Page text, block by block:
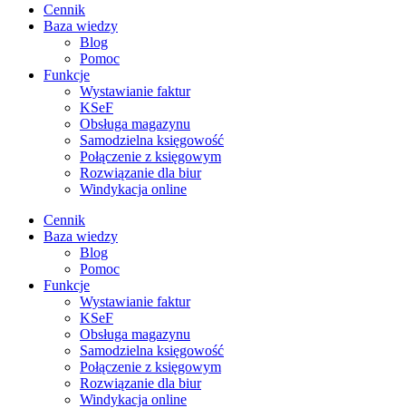
Cennik
Baza wiedzy
Blog
Pomoc
Funkcje
Wystawianie faktur
KSeF
Obsługa magazynu
Samodzielna księgowość
Połączenie z księgowym
Rozwiązanie dla biur
Windykacja online
Cennik
Baza wiedzy
Blog
Pomoc
Funkcje
Wystawianie faktur
KSeF
Obsługa magazynu
Samodzielna księgowość
Połączenie z księgowym
Rozwiązanie dla biur
Windykacja online